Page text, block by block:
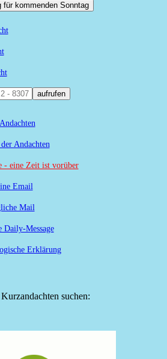
für kommenden Sonntag
aufrufen
Andachten
- eine Zeit ist vorüber
Email
Mail
Daily-Message
Erklärung
suchen: